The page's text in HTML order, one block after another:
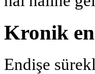
Kronik
Endişe